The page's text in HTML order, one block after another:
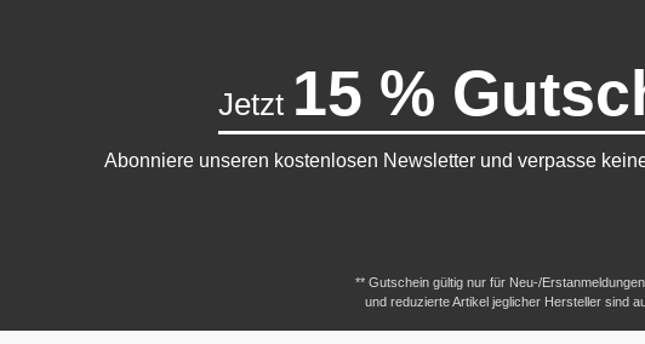
Jetzt 15 %
Abonniere unseren kostenlosen Newsletter und verpasse
** Gutschein gültig nur für Neu-/
und reduzierte Artikel jeglicher Hersteller sind